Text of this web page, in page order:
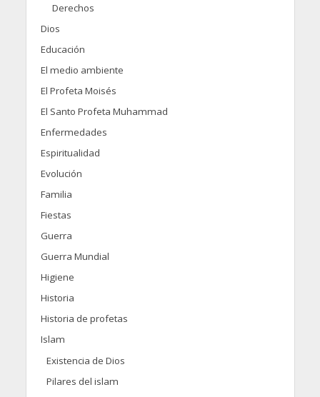
Derechos
Dios
Educación
El medio ambiente
El Profeta Moisés
El Santo Profeta Muhammad
Enfermedades
Espiritualidad
Evolución
Familia
Fiestas
Guerra
Guerra Mundial
Higiene
Historia
Historia de profetas
Islam
Existencia de Dios
Pilares del islam